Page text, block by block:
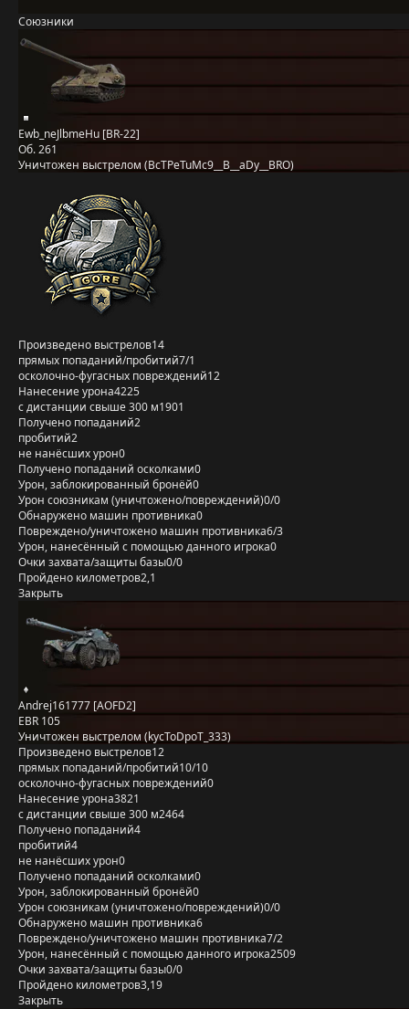
Союзники
Ewb_neJlbmeHu [BR-22]
Об. 261
Уничтожен выстрелом (BcTPeTuMc9__B__aDy__BRO)
Произведено выстрелов14
прямых попаданий/пробитий7/1
осколочно-фугасных повреждений12
Нанесение урона4225
с дистанции свыше 300 м1901
Получено попаданий2
пробитий2
не нанёсших урон0
Получено попаданий осколками0
Урон, заблокированный бронёй0
Урон союзникам (уничтожено/повреждений)0/0
Обнаружено машин противника0
Повреждено/уничтожено машин противника6/3
Урон, нанесённый с помощью данного игрока0
Очки захвата/защиты базы0/0
Пройдено километров2,1
Закрыть
Andrej161777 [AOFD2]
EBR 105
Уничтожен выстрелом (kycToDpoT_333)
Произведено выстрелов12
прямых попаданий/пробитий10/10
осколочно-фугасных повреждений0
Нанесение урона3821
с дистанции свыше 300 м2464
Получено попаданий4
пробитий4
не нанёсших урон0
Получено попаданий осколками0
Урон, заблокированный бронёй0
Урон союзникам (уничтожено/повреждений)0/0
Обнаружено машин противника6
Повреждено/уничтожено машин противника7/2
Урон, нанесённый с помощью данного игрока2509
Очки захвата/защиты базы0/0
Пройдено километров3,19
Закрыть